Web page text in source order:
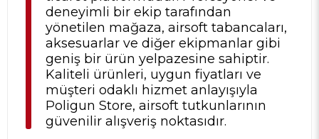
deneyimli bir ekip tarafından
yönetilen mağaza, airsoft tabancaları,
aksesuarlar ve diğer ekipmanlar gibi
geniş bir ürün yelpazesine sahiptir.
Kaliteli ürünleri, uygun fiyatları ve
müşteri odaklı hizmet anlayışıyla
Poligun Store, airsoft tutkunlarının
güvenilir alışveriş noktasıdır.